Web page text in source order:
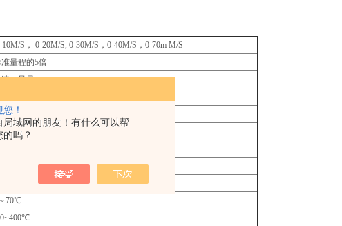
！
局域网的朋友！有什么可以帮
的吗？
10M/S ， 0-20M/S, 0-30M/S，0-40M/S，0-70m M/S
量程的5倍
，风量
70℃
℃